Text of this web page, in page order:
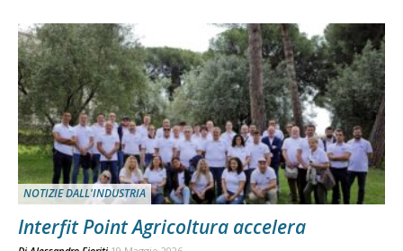
NOTIZIE DALL'INDUSTRIA
Interfit Point Agricoltura accelera